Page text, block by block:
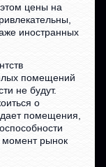
цены на
иностранных
помещений
не будут.
о
помещения,
момент рынок